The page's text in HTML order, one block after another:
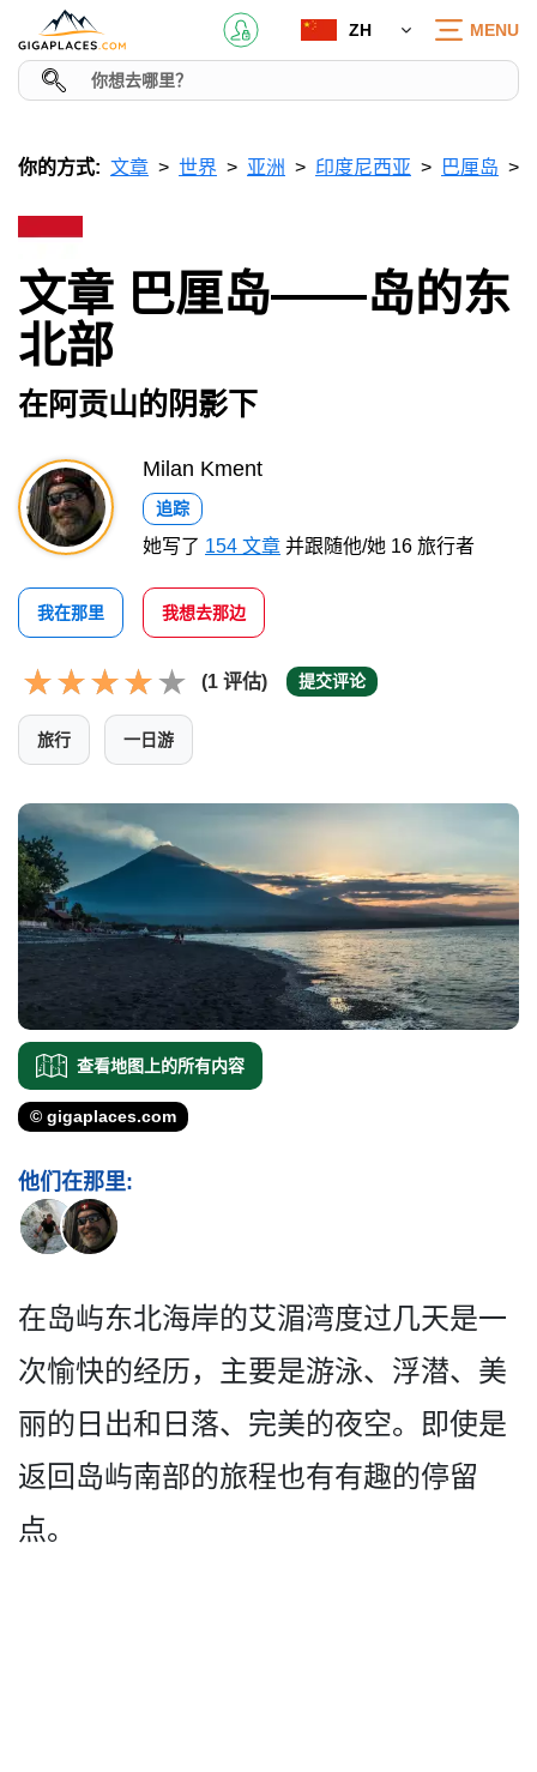
ZH MENU
你的方式: 文章 世界 亚洲 印度尼西亚 巴厘岛
文章 巴厘岛——岛的东
北部
在阿贡山的阴影下
Milan Kment
追踪
她写了 154 文章 并跟随他/她 16 旅行者
我在那里 我想去那边
(1 评估) 提交评论
旅行 一日游
查看地图上的所有内容
© gigaplaces.com
他们在那里:
在岛屿东北海岸的艾湄湾度过­几天是一
次愉快的经历，主要是游泳、浮潜、美
丽的日­出和日落、完美的夜空。即使是
返回岛屿南部的旅程也­有有趣的停留
点。